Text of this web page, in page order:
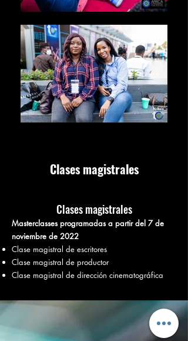
Clases magistrales
Clases magistrales
Masterclasses programadas a partir del 7 de
noviembre de 2022
Clase magistral de escritores
Clase magistral de productor
Clase magistral de dirección cinematográfica